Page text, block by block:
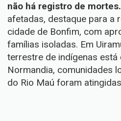
não há registro de mortes.
afetadas, destaque para a
cidade de Bonfim, com
famílias isoladas. Em
terrestre de indígenas
Normandia, comunidades
do Rio Maú foram